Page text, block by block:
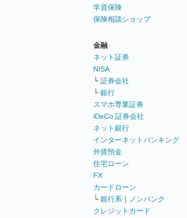
学資保険
保険相談ショップ
金融
ネット証券
NISA
└ 証券会社
└ 銀行
スマホ専業証券
iDeCo 証券会社
ネット銀行
インターネットバンキング
外貨預金
住宅ローン
FX
カードローン
└ 銀行系 ｜
ノンバンク
クレジットカード